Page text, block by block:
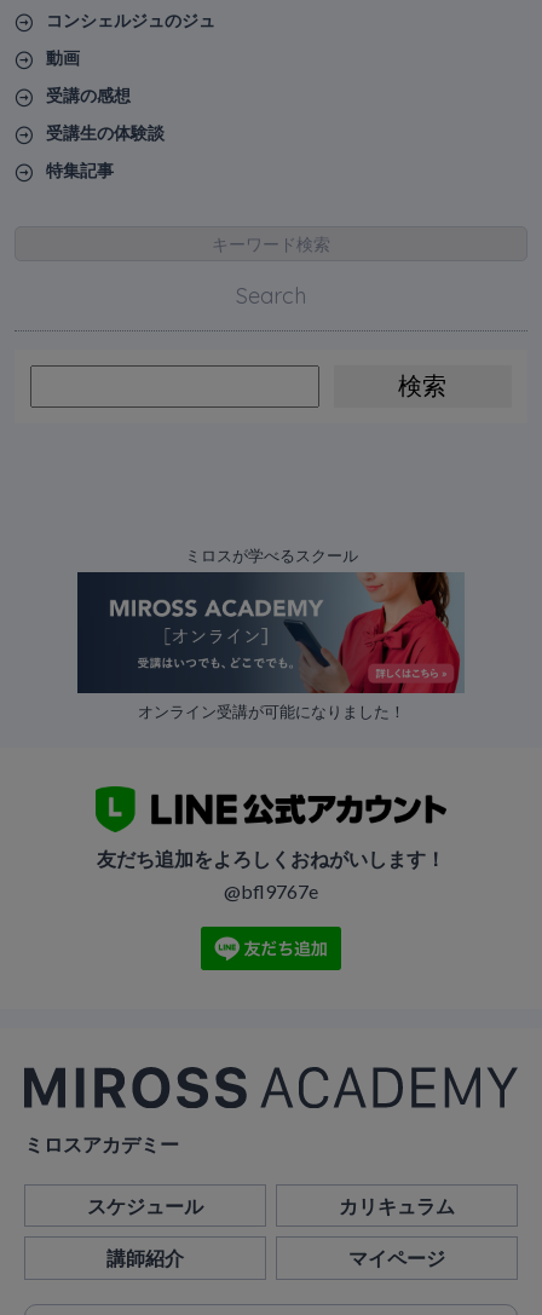
コンシェルジュのジュ
動画
受講の感想
受講生の体験談
特集記事
キーワード検索
Search
ミロスが学べるスクール
オンライン受講が可能になりました！
友だち追加をよろしくおねがいします！
@bfl9767e
ミロスアカデミー
スケジュール カリキュラム
講師紹介 マイページ